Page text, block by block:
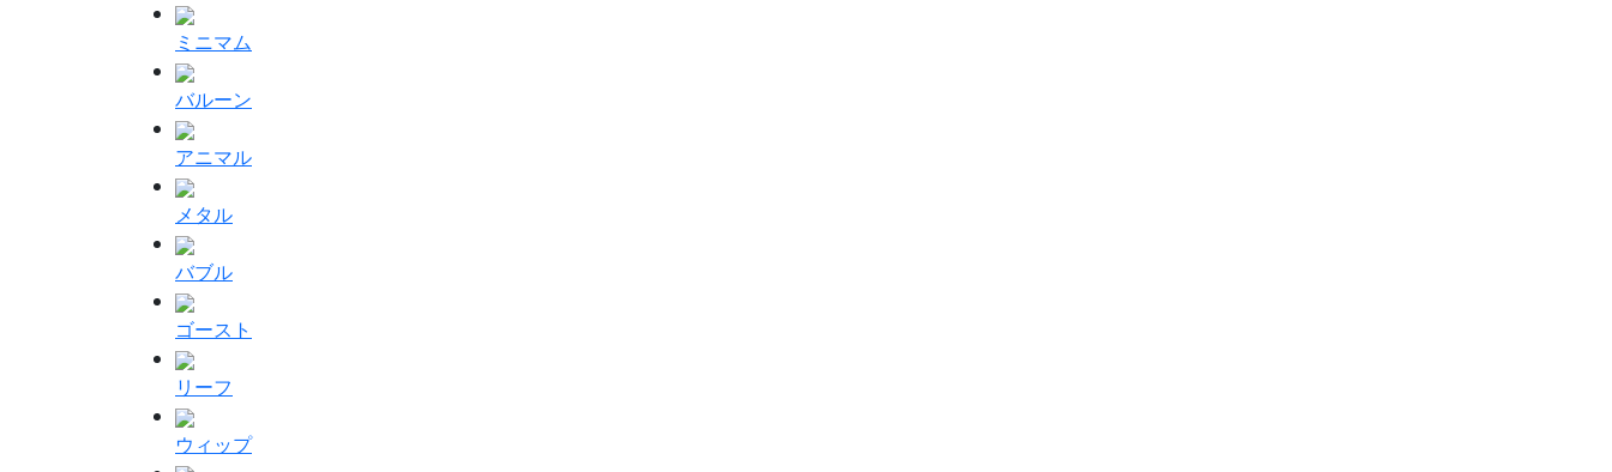
ミニマム
バルーン
アニマル
メタル
バブル
ゴースト
リーフ
ウィップ